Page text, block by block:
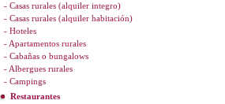
- Casas rurales (alquiler integro)
- Casas rurales (alquiler habitación)
- Hoteles
- Apartamentos rurales
- Cabañas o bungalows
- Albergues rurales
- Campings
Restaurantes